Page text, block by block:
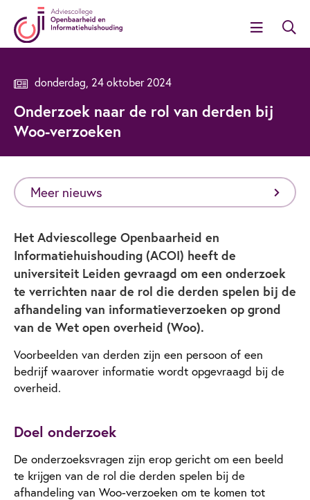
donderdag, 24 oktober 2024
Onderzoek naar de rol van derden bij
Woo-verzoeken
Meer nieuws
Het Adviescollege Openbaarheid en
Informatiehuishouding (ACOI) heeft de
universiteit Leiden gevraagd om een onderzoek
te verrichten naar de rol die derden spelen bij de
afhandeling van informatieverzoeken op grond
van de Wet open overheid (Woo).
Voorbeelden van derden zijn een persoon of een
bedrijf waarover informatie wordt opgevraagd bij de
overheid.
Doel onderzoek
De onderzoeksvragen zijn erop gericht om een beeld
te krijgen van de rol die derden spelen bij de
afhandeling van Woo-verzoeken om te komen tot